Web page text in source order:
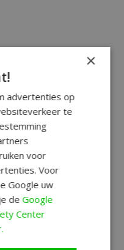
×
advertenties op
te
voor
Voor
Google uw
deGoogle
Center